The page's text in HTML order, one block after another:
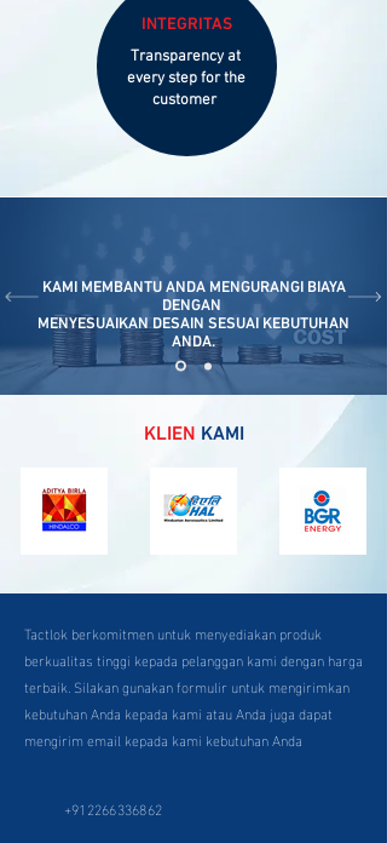
Transparency at
every step for the
customer
INTEGRITAS
KAMI MEMBANTU ANDA MENGURANGI BIAYA
DENGAN
MENYESUAIKAN DESAIN SESUAI KEBUTUHAN
ANDA.
KLIEN KAMI
Tactlok berkomitmen untuk menyediakan produk
berkualitas tinggi kepada pelanggan kami dengan harga
terbaik. Silakan gunakan formulir untuk mengirimkan
kebutuhan Anda kepada kami atau Anda juga dapat
mengirim email kepada kami kebutuhan Anda
+912266336862